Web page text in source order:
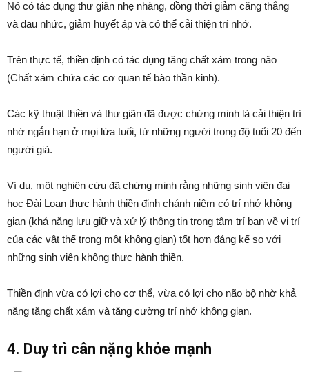
Nó có tác dụng thư giãn nhẹ nhàng, đồng thời giảm căng thẳng
và đau nhức, giảm huyết áp và có thể cải thiện trí nhớ.
Trên thực tế, thiền định có tác dụng tăng chất xám trong não
(Chất xám chứa các cơ quan tế bào thần kinh).
Các kỹ thuật thiền và thư giãn đã được chứng minh là cải thiện trí
nhớ ngắn hạn ở mọi lứa tuổi, từ những người trong độ tuổi 20 đến
người già.
Ví dụ, một nghiên cứu đã chứng minh rằng những sinh viên đại
học Đài Loan thực hành thiền định chánh niệm có trí nhớ không
gian (khả năng lưu giữ và xử lý thông tin trong tâm trí bạn về vị trí
của các vật thể trong một không gian) tốt hơn đáng kể so với
những sinh viên không thực hành thiền.
Thiền định vừa có lợi cho cơ thể, vừa có lợi cho não bộ nhờ khả
năng tăng chất xám và tăng cường trí nhớ không gian.
4. Duy trì cân nặng khỏe mạnh